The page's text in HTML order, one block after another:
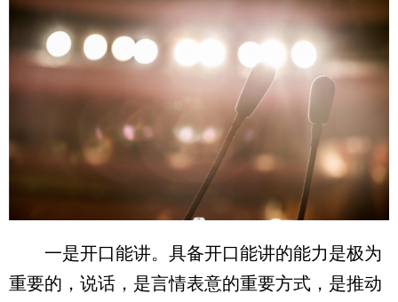
一是开口能讲。具备开口能讲的能力是极为
重要的，说话，是言情表意的重要方式，是推动